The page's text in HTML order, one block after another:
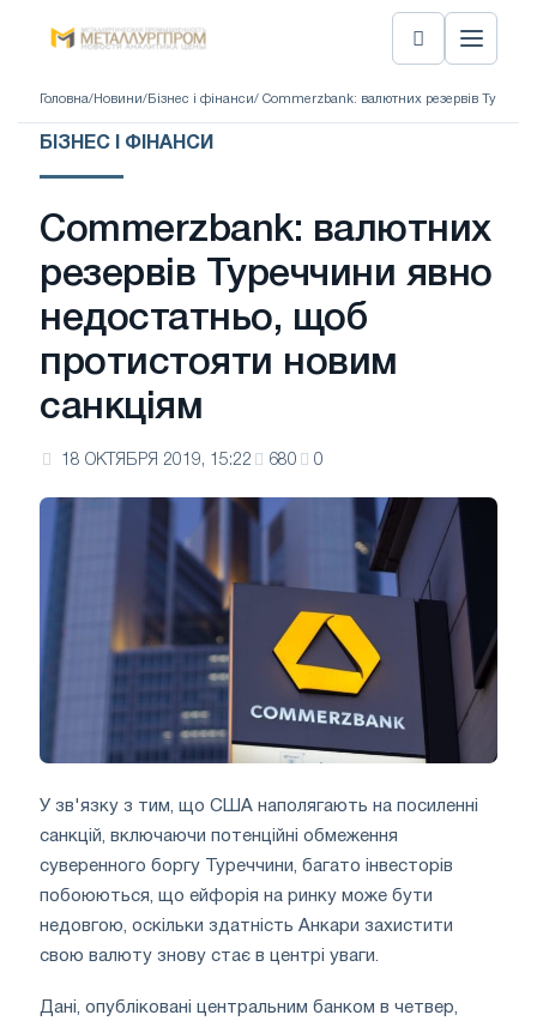
Головна/ Новини/ Бізнес і фінанси/ Commerzbank: валютних резервів
БІЗНЕС І ФІНАНСИ
Commerzbank: валютних
резервів Туреччини явно
недостатньо, щоб
протистояти новим
санкціям
18 ОКТЯБРЯ 2019, 15:22 680 0
У зв'язку з тим, що США наполягають на посиленні
санкцій, включаючи потенційні обмеження
суверенного боргу Туреччини, багато інвесторів
побоюються, що ейфорія на ринку може бути
недовгою, оскільки здатність Анкари захистити
свою валюту знову стає в центрі уваги.
Дані, опубліковані центральним банком в четвер,